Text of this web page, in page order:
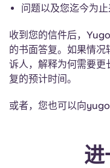
问题以及您迄今为
收到您的信件后，
的书面答复。如果情况
诉人，解释为何需要更
复的预计时间。
或者，您也可以向yugo
进